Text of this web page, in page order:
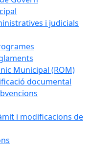
i judicials
Municipal (ROM)
documental
i modificacions de